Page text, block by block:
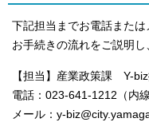
下記担当までお電話または
お手続きの流れをご説明し
【担当】産業政策課 Y-
電話：023-641-1212（内線
メール：y-